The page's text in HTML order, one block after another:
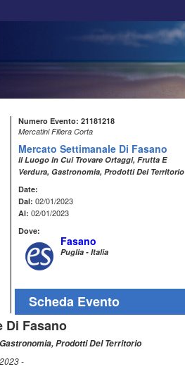
Numero Evento: 21181218
Mercatini Filiera Corta
Mercato Settimanale Di Fasano
Il Luogo In Cui Trovare Ortaggi, Frutta E
Verdura, Gastronomia, Prodotti Del Territorio
Date:
Dal: 02/01/2023
Al: 02/01/2023
Dove:
Fasano
Puglia - Italia
Scheda Evento
Di Fasano
Prodotti Del Territorio
-